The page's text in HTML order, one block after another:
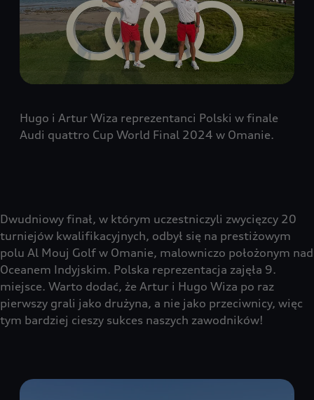
Hugo i Artur Wiza reprezentanci Polski w finale
Audi quattro Cup World Final 2024 w Omanie.
Dwudniowy finał, w którym uczestniczyli zwycięzcy 20
turniejów kwalifikacyjnych, odbył się na prestiżowym
polu Al Mouj Golf w Omanie, malowniczo położonym nad
Oceanem Indyjskim. Polska reprezentacja zajęła 9.
miejsce. Warto dodać, że Artur i Hugo Wiza po raz
pierwszy grali jako drużyna, a nie jako przeciwnicy, więc
tym bardziej cieszy sukces naszych zawodników!